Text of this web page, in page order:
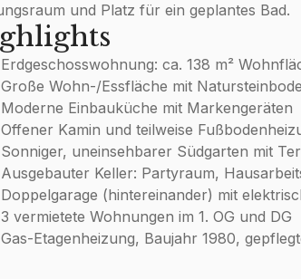
und Platz für ein geplantes Bad.
Erdgeschosswohnung: ca. 138 m²
Große Wohn-/Essfläche mit
Moderne Einbauküche mit Markengeräten
Offener Kamin und teilweise
Sonniger, uneinsehbarer Südgarten mit
Ausgebauter Keller: Partyraum,
Doppelgarage (hintereinander) mit
3 vermietete Wohnungen im 1. OG und DG
Gas-Etagenheizung, Baujahr 1980,